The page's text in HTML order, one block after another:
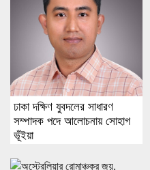
ঢাকা দক্ষিণ যুবদলের সাধারণ
সম্পাদক পদে আলোচনায় সোহাগ
ভূঁইয়া